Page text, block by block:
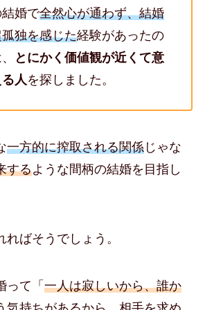
婚で全然心が通わず、結婚
独を感じた経験があったの
とにかく価値観が近くて意
人を探しました。
一方的に搾取される関係じゃな
するような間柄の結婚を目指し
ればそうでしょう。
って「 一人は寂しいから、誰か